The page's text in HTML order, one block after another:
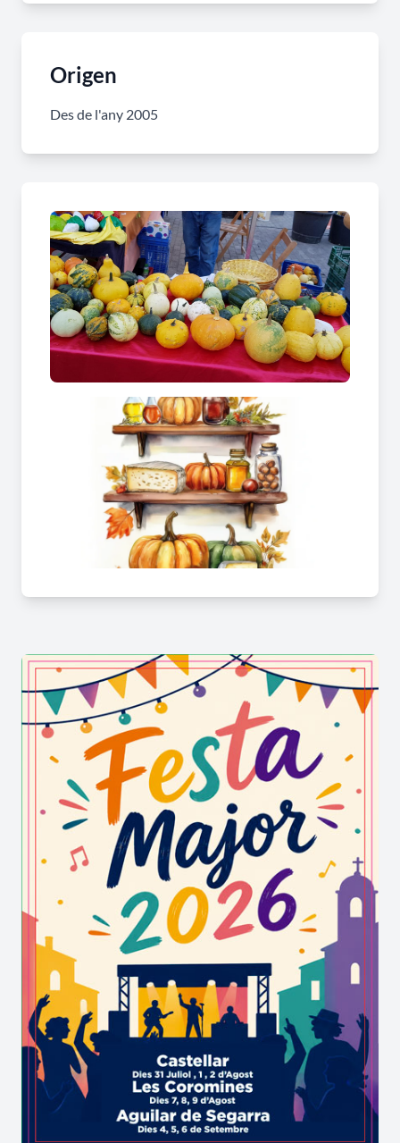
Origen
Des de l'any 2005